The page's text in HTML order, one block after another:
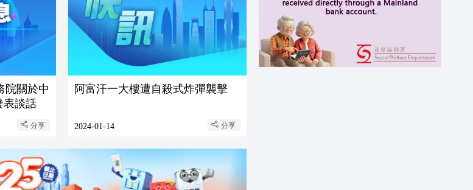
院關於中
表談話
分享
阿富汗一大樓遭自殺式炸彈襲擊
2024-01-14 分享